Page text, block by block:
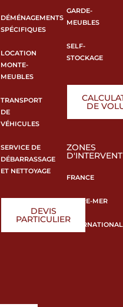
DÉMÉNAGEMENTS
SPÉCIFIQUES
LOCATION
MONTE-
MEUBLES
TRANSPORT
DE
VÉHICULES
SERVICE DE
DÉBARRASSAGE
ET NETTOYAGE
DEVIS
PARTICULIER
GARDE-
MEUBLES
SELF-
STOCKAGE
DE
ZONES
FRANCE
OUTRE-MER
INTERNATIONAL